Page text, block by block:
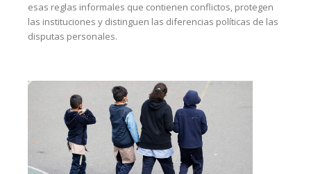
esas reglas informales que contienen conflictos, protegen
las instituciones y distinguen las diferencias políticas de las
disputas personales.